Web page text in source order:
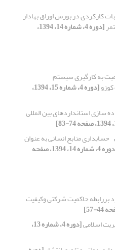
کارکردی در بورس اوراق بهادار
[دوره 4، شماره 14، 1394،
به کارگیری سیستم
[دوره 4، شماره 15، 1394،
سازی استانداردهای بین المللی
حسابداری منابع انسانی به عنوان
[دوره 4، شماره 14، 1394، صفحه
بررابطه حاکمیت شرکتی وکیفیت
اسلامی [دوره 4، شماره 13،